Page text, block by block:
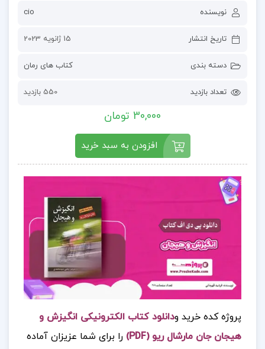
نویسنده cio
تاریخ انتشار 15 ژانویه 2023
دسته بندی کتاب های رمان
تعداد بازدید 550 بازدید
30,000 تومان
افزودن به سبد خرید
پروژه کده خرید ودانلود کتاب الکترونیکی انگیزش و
هیجان جان مارشال ریو (PDF)
را برای شما عزیزان آماده